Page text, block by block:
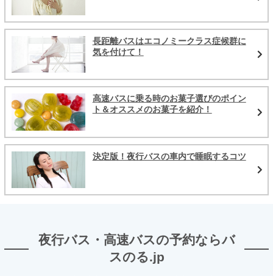
長距離バスはエコノミークラス症候群に
気を付けて！
高速バスに乗る時のお菓子選びのポイン
ト＆オススメのお菓子を紹介！
決定版！夜行バスの車内で睡眠するコツ
夜行バス・高速バスの予約ならバ
スのる.jp